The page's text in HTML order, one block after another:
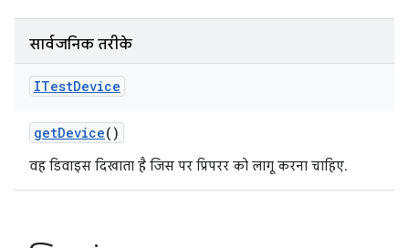
सार्वजनिक तरीके
ITestDevice
getDevice()
वह डिवाइस दिखाता है जिस पर प्रिपरर को लागू करना चाहिए.